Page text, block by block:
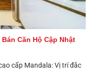
Căn Hộ Cập Nhật
cấp Mandala: Vị trí đắc